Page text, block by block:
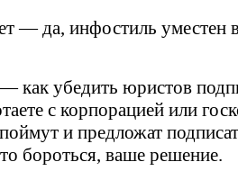
— да, инфостиль уместен
как убедить юристов
с корпорацией или
и предложат
бороться, ваше решение.